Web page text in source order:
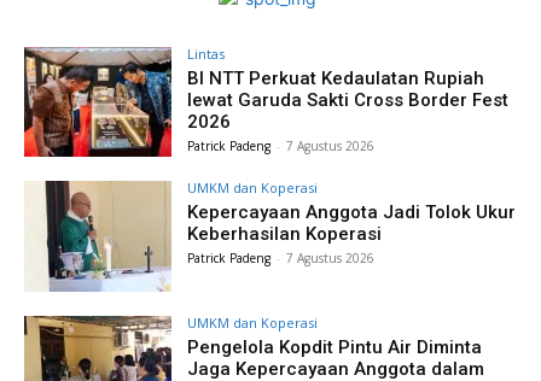
Lintas
BI NTT Perkuat Kedaulatan Rupiah
lewat Garuda Sakti Cross Border Fest
2026
Patrick Padeng - 7 Agustus 2026
UMKM dan Koperasi
Kepercayaan Anggota Jadi Tolok Ukur
Keberhasilan Koperasi
Patrick Padeng - 7 Agustus 2026
UMKM dan Koperasi
Pengelola Kopdit Pintu Air Diminta
Jaga Kepercayaan Anggota dalam